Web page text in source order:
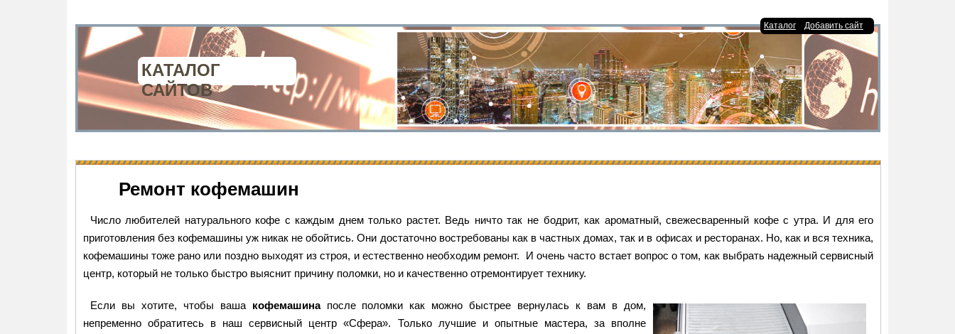
Каталог| Добавить сайт
КАТАЛОГ
САЙТОВ
Ремонт кофемашин
Число любителей натурального кофе с каждым днем только растет. Ведь ничто так не бодрит, как ароматный, свежесваренный кофе с утра. И для его
приготовления без кофемашины уж никак не обойтись. Они достаточно востребованы как в частных домах, так и в офисах и ресторанах. Но, как и вся техника,
кофемашины тоже рано или поздно выходят из строя, и естественно необходим ремонт. И очень часто встает вопрос о том, как выбрать надежный сервисный
центр, который не только быстро выяснит причину поломки, но и качественно отремонтирует технику.
Если вы хотите, чтобы ваша кофемашинапосле поломки как можно быстрее вернулась к вам в дом,
непременно обратитесь в наш сервисный центр «Сфера». Только лучшие и опытные мастера, за вполне